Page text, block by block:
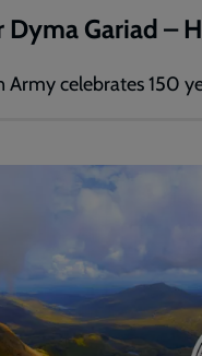
Dyma Gariad –
Army celebrates 150